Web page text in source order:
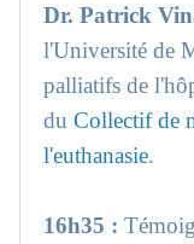
Dr. Patrick
l'Université de
palliatifs de
duCollectif de
l'euthanasie.
16h35 :